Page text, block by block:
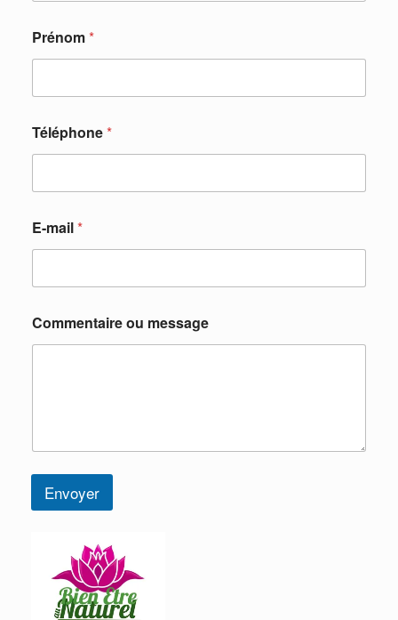
Prénom*
Téléphone*
E-mail*
Commentaire ou message
Envoyer